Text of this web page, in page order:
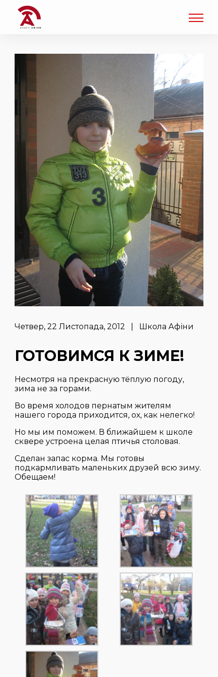
Четвер, 22 Листопада, 2012 | Школа Афіни
ГОТОВИМСЯ К ЗИМЕ!
Несмотря на прекрасную тёплую погоду,
зима не за горами.
Во время холодов пернатым жителям
нашего города приходится, ох, как нелегко!
Но мы им поможем. В ближайшем к школе
сквере устроена целая птичья столовая.
Сделан запас корма. Мы готовы
подкармливать маленьких друзей всю зиму.
Обещаем!